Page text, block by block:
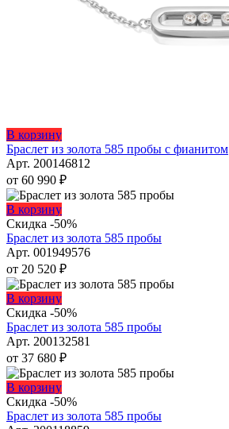
В корзинуЭтот
товар
имеет
несколько
вариаций.
Опции
можно
выбрать
на
странице
товара.
Браслет из золота 585 пробы с фианитом
Арт. 200146812
от 60 990 ₽
В корзинуЭтот
товар
имеет
несколько
вариаций.
Опции
можно
выбрать
на
странице
товара.
Скидка -50%
Браслет из золота 585 пробы
Арт. 001949576
от 20 520 ₽
В корзинуЭтот
товар
имеет
несколько
вариаций.
Опции
можно
выбрать
на
Скидка -50%
Браслет из золота 585 пробы
Арт. 200132581
от 37 680 ₽
В корзинуЭтот
товар
имеет
Скидка -50%
Браслет из золота 585 пробы